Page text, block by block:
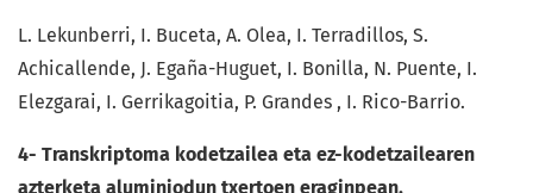
L. Lekunberri, I. Buceta, A. Olea, I. Terradillos, S.
Achicallende, J. Egaña-Huguet, I. Bonilla, N. Puente, I.
Elezgarai, I. Gerrikagoitia, P. Grandes , I. Rico-Barrio.
4- Transkriptoma kodetzailea eta ez-kodetzailearen
azterketa aluminiodun txertoen eraginpean.